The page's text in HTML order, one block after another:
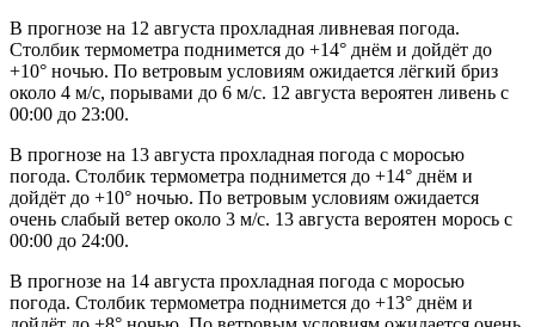
В прогнозе на 12 августа прохладная ливневая погода.
Столбик термометра поднимется до +14° днём и дойдёт до
+10° ночью. По ветровым условиям ожидается лёгкий бриз
около 4 м/с, порывами до 6 м/с. 12 августа вероятен ливень с
00:00 до 23:00.
В прогнозе на 13 августа прохладная погода с моросью
погода. Столбик термометра поднимется до +14° днём и
дойдёт до +10° ночью. По ветровым условиям ожидается
очень слабый ветер около 3 м/с. 13 августа вероятен морось с
00:00 до 24:00.
В прогнозе на 14 августа прохладная погода с моросью
погода. Столбик термометра поднимется до +13° днём и